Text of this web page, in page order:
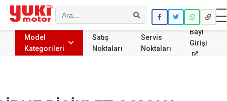
Ara
Model
Kategorileri
Satış
Noktaları
Servis
Noktaları
Bayi
Girişi